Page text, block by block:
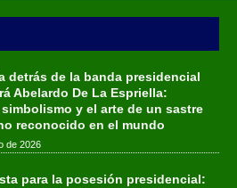
detrás de la banda presidencial
Abelardo De La Espriella:
y el arte de un sastre
reconocido en el mundo
de 2026
para la posesión presidencial: